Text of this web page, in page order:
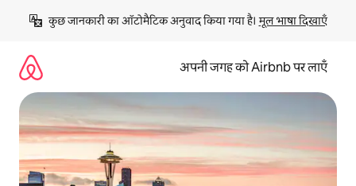
छोड़कर
कॉन्टेंट
कुछ जानकारी का ऑटोमैटिक अनुवाद किया गया है। मूल भाषा दिखाएँ
अपनी जगह को Airbnb पर लाएँ